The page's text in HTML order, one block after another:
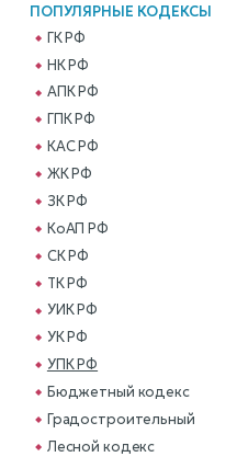
ПОПУЛЯРНЫЕ КОДЕКСЫ
ГК РФ
НК РФ
АПК РФ
ГПК РФ
КАС РФ
ЖК РФ
ЗК РФ
КоАП РФ
СК РФ
ТК РФ
УИК РФ
УК РФ
УПК РФ
Бюджетный кодекс
Градостроительный
Лесной кодекс